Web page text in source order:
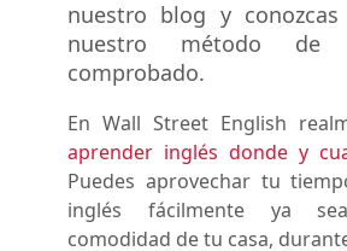
nuestro blog y
nuestro método de
comprobado.
En Wall Street English
aprender inglés donde y
Puedes aprovechar tu
inglés fácilmente ya
comodidad de tu casa,